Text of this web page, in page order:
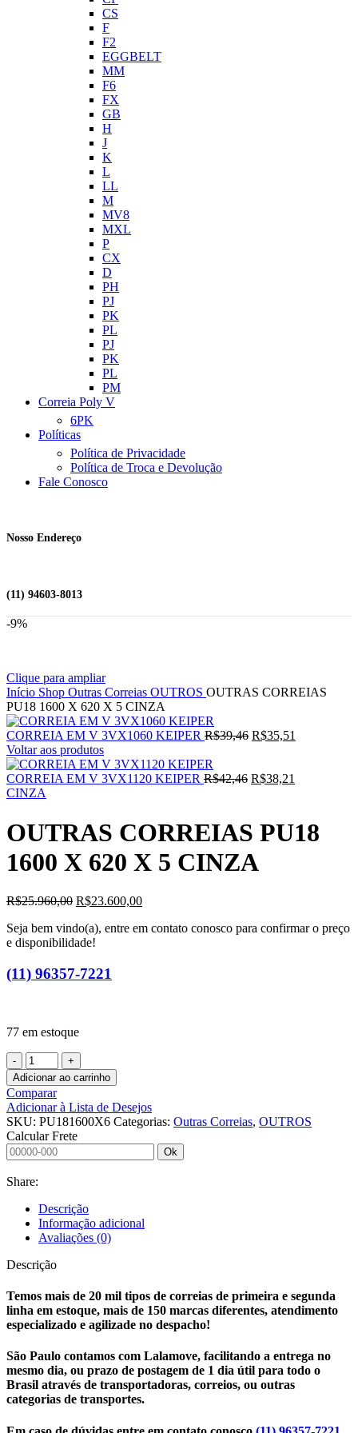
CS
F
F2
EGGBELT
MM
F6
FX
GB
H
J
K
L
LL
M
MV8
MXL
P
CX
D
PH
PJ
PK
PL
PJ
PK
PL
PM
Correia Poly V
6PK
Políticas
Política de Privacidade
Política de Troca e Devolução
Fale Conosco
Nosso Endereço
(11) 94603-8013
-9%
Clique para ampliar
Início Shop Outras Correias OUTROS OUTRAS CORREIAS
PU18 1600 X 620 X 5 CINZA
CORREIA EM V 3VX1060 KEIPER R$39,46 R$35,51
Voltar aos produtos
CORREIA EM V 3VX1120 KEIPER R$42,46 R$38,21
CINZA
OUTRAS CORREIAS PU18
1600 X 620 X 5 CINZA
R$25.960,00 R$23.600,00
Seja bem vindo(a), entre em contato conosco para confirmar o preço
e disponibilidade!
(11) 96357-7221
77 em estoque
Adicionar ao carrinho
Comparar
Adicionar à Lista de Desejos
SKU: PU181600X6 Categorias: Outras Correias, OUTROS
Calcular Frete
Ok
Share:
Descrição
Informação adicional
Avaliações (0)
Descrição
Temos mais de 20 mil tipos de correias de primeira e segunda
linha em estoque, mais de 150 marcas diferentes, atendimento
especializado e agilizade no despacho!
São Paulo contamos com Lalamove, facilitando a entrega no
mesmo dia, ou prazo de postagem de 1 dia útil para todo o
Brasil através de transportadoras, correios, ou outras
categorias de transportes.